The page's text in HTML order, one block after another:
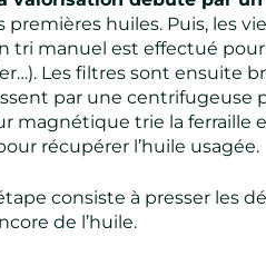
premières huiles. Puis, les
tri manuel est effectué
Les filtres sont ensuite
par une centrifugeuse
magnétique trie la ferraille
récupérer l’huile usagée.
consiste à presser les
de l’huile.